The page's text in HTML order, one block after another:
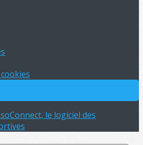
le logiciel des